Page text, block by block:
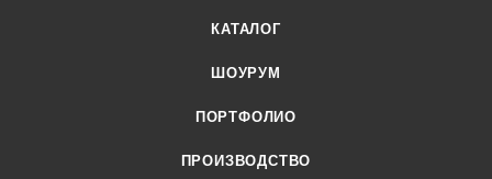
КАТАЛОГ
ШОУРУМ
ПОРТФОЛИО
ПРОИЗВОДСТВО